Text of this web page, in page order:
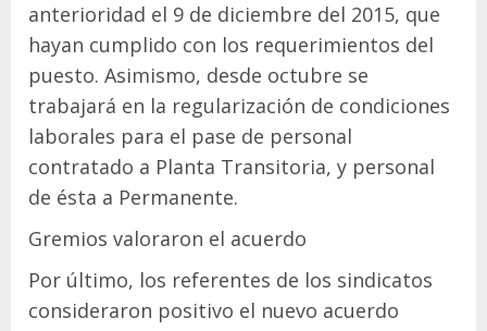
anterioridad el 9 de diciembre del 2015, que
hayan cumplido con los requerimientos del
puesto. Asimismo, desde octubre se
trabajará en la regularización de condiciones
laborales para el pase de personal
contratado a Planta Transitoria, y personal
de ésta a Permanente.
Gremios valoraron el acuerdo
Por último, los referentes de los sindicatos
consideraron positivo el nuevo acuerdo